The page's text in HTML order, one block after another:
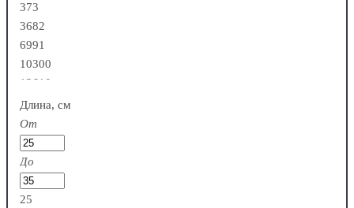
373
3682
6991
10300
13610
Длина, см
От
До
25